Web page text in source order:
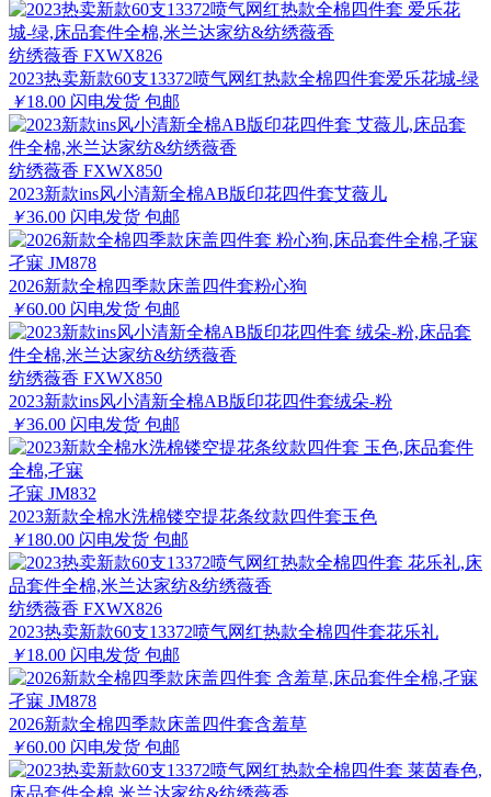
纺绣薇香 FXWX826
2023热卖新款60支13372喷气网红热款全棉四件套爱乐花城-绿
￥18.00 闪电发货 包邮
纺绣薇香 FXWX850
2023新款ins风小清新全棉AB版印花四件套艾薇儿
￥36.00 闪电发货 包邮
孑寐 JM878
2026新款全棉四季款床盖四件套粉心狗
￥60.00 闪电发货 包邮
纺绣薇香 FXWX850
2023新款ins风小清新全棉AB版印花四件套绒朵-粉
￥36.00 闪电发货 包邮
孑寐 JM832
2023新款全棉水洗棉镂空提花条纹款四件套玉色
￥180.00 闪电发货 包邮
纺绣薇香 FXWX826
2023热卖新款60支13372喷气网红热款全棉四件套花乐礼
￥18.00 闪电发货 包邮
孑寐 JM878
2026新款全棉四季款床盖四件套含羞草
￥60.00 闪电发货 包邮